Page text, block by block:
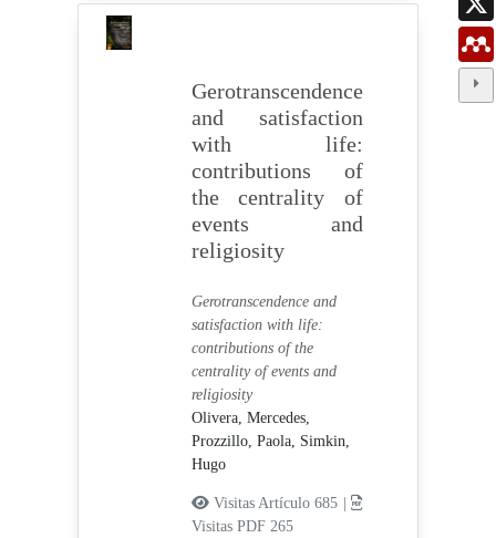
Gerotranscendence
and satisfaction
with life:
contributions of
the centrality of
events and
religiosity
Gerotranscendence and
satisfaction with life:
contributions of the
centrality of events and
religiosity
Olivera, Mercedes,
Prozzillo, Paola, Simkin,
Hugo
Visitas Artículo 685 |
Visitas PDF 265